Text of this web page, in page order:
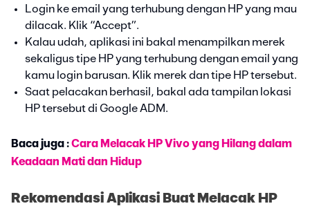
Login ke email yang terhubung dengan HP yang mau
dilacak. Klik “Accept”.
Kalau udah, aplikasi ini bakal menampilkan merek
sekaligus tipe HP yang terhubung dengan email yang
kamu login barusan. Klik merek dan tipe HP tersebut.
Saat pelacakan berhasil, bakal ada tampilan lokasi
HP tersebut di Google ADM.
Baca juga :Cara Melacak HP Vivo yang Hilang dalam
Keadaan Mati dan Hidup
Rekomendasi Aplikasi Buat Melacak HP